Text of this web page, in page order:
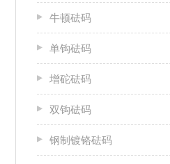
牛顿砝码
单钩砝码
增砣砝码
双钩砝码
钢制镀铬砝码